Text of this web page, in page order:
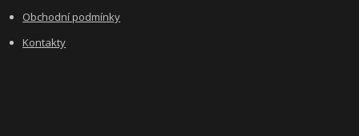
Obchodní podmínky
Kontakty